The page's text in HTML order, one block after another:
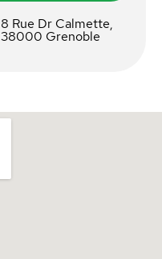
8 Rue Dr Calmette,
38000 Grenoble